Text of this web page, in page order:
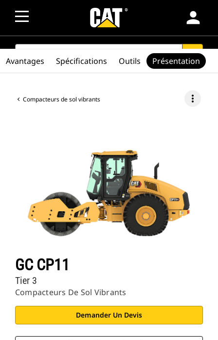
person
SEARCH search
Compacteurs de sol vibrants more_vert
GC CP11
Compacteurs De Sol Vibrants
Tier 3
Demander Un Devis
Avantages Spécifications Outils Présentation